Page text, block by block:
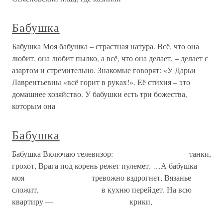
Бабушка
Бабушка Моя бабушка – страстная натура. Всё, что она
любит, она любит пылко, а всё, что она делает, – делает с
азартом и стремительно. Знакомые говорят: «У Дарьи
Лаврентьевны «всё горит в руках!». Её стихия – это
домашнее хозяйство. У бабушки есть три божества,
которым она
Бабушка
Бабушка Включаю телевизор: танки,
грохот, Врага под корень режет пулемет. …А бабушка
моя тревожно вздрогнет, Вязанье
сложит, в кухню перейдет. На всю
квартиру — крики,